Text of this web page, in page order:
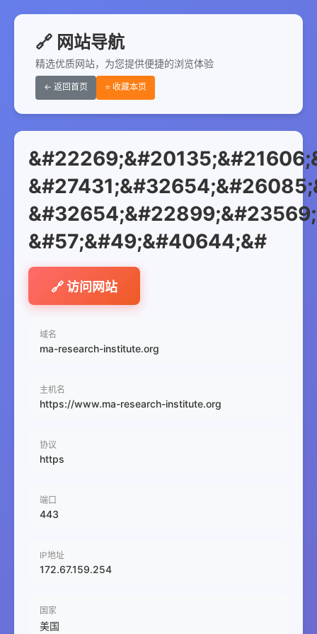
🔗 网站导航
精选优质网站，为您提供便捷的浏览体验
← 返回首页 ⭐ 收藏本页
&#57;&#49;&#40644;&#
🔗 访问网站
域名
ma-research-institute.org
主机名
https://www.ma-research-institute.org
协议
https
端口
443
IP地址
172.67.159.254
国家
美国